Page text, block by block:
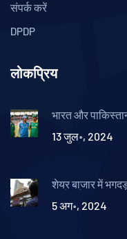
संपर्क करें
DPDP
लोकप्रिय
भारत और
13 जुल॰, 2024
शेयर बाजार में
5 अग॰, 2024